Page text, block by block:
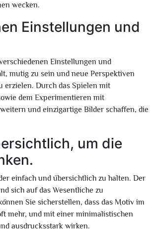
wecken.
Einstellungen und
Einstellungen und
mutig zu sein und neue Perspektiven
erzielen. Durch das Spielen mit
dem Experimentieren mit
und einzigartige Bilder schaffen, die
um die
einfach und übersichtlich zu halten. Der
sich auf das Wesentliche zu
Sie sicherstellen, dass das Motiv im
mehr, und mit einer minimalistischen
ausdrucksstark wirken.